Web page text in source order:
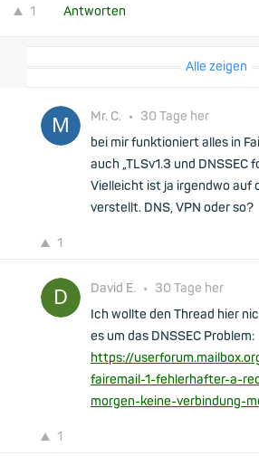
1 Antworten
Alle zeigen
Mr. C. • 30 Tage her
bei mir funktioniert alles in
auch „TLSv1.3 und DNSSEC
Vielleicht ist ja irgendwo auf
verstellt. DNS, VPN oder so?
1
David E. • 30 Tage her
Ich wollte den Thread hier
es um das DNSSEC Problem:
https://
fairemail-1-fehlerhafter-a-
morgen-keine-verbindung-
1